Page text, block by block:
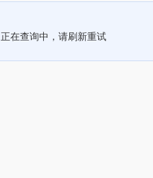
正在查询中，请刷新重试